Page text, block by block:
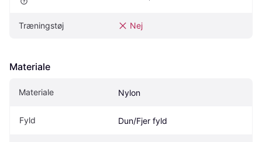
Træningstøj Nej
Materiale
Materiale Nylon
Fyld Dun/Fjer fyld